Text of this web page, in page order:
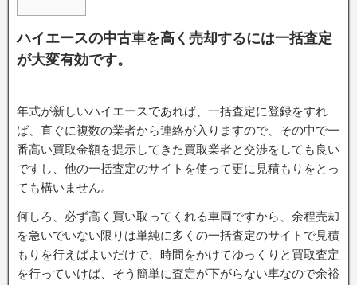
ハイエースの中古車を高く売却するには一括査定
が大変有効です。
年式が新しいハイエースであれば、一括査定に登録をすれ
ば、直ぐに複数の業者から連絡が入りますので、その中で一
番高い買取金額を提示してきた買取業者と交渉をしても良い
ですし、他の一括査定のサイトを使って更に見積もりをとっ
ても構いません。
何しろ、必ず高く買い取ってくれる車両ですから、余程売却
を急いでいない限りは単純に多くの一括査定のサイトで見積
もりを行えばよいだけで、時間をかけてゆっくりと買取査定
を行っていけば、そう簡単に査定が下がらない車なので余裕